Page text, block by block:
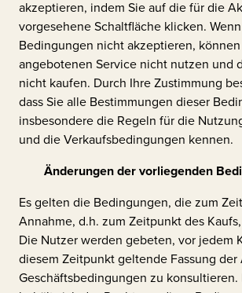
akzeptieren, indem Sie auf die für die
vorgesehene Schaltfläche klicken.
Bedingungen nicht akzeptieren,
angebotenen Service nicht nutzen und
nicht kaufen. Durch Ihre Zustimmung
dass Sie alle Bestimmungen dieser
insbesondere die Regeln für die
und die Verkaufsbedingungen kennen.
Änderungen der vorliegenden
Es gelten die Bedingungen, die zum
Annahme, d.h. zum Zeitpunkt des
Die Nutzer werden gebeten, vor jedem
diesem Zeitpunkt geltende Fassung
Geschäftsbedingungen zu konsultieren.